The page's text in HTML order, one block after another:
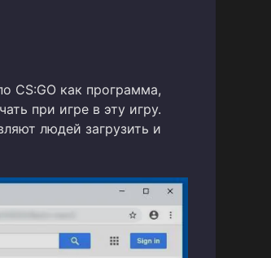
CS:GO как программа,
при игре в эту игру.
людей загрузить и